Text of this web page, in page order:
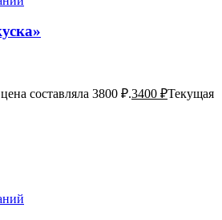
составляла 3800 ₽.3400 ₽Текущая